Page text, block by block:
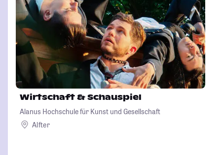
Wirtschaft & Schauspiel
Alanus Hochschule für Kunst und Gesellschaft
Alfter